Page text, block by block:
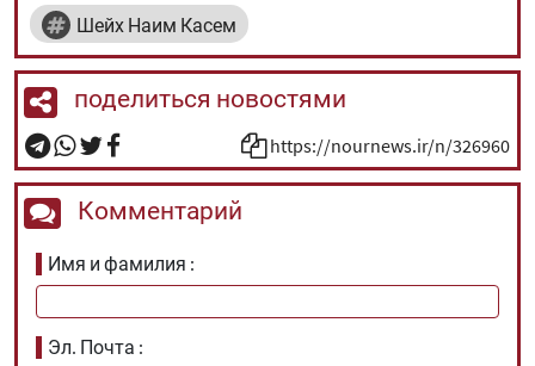
Шейх Наим Касем
поделиться новостями
https://nournews.ir/n/326960
Комментарий
Имя и фамилия
Эл. Почта